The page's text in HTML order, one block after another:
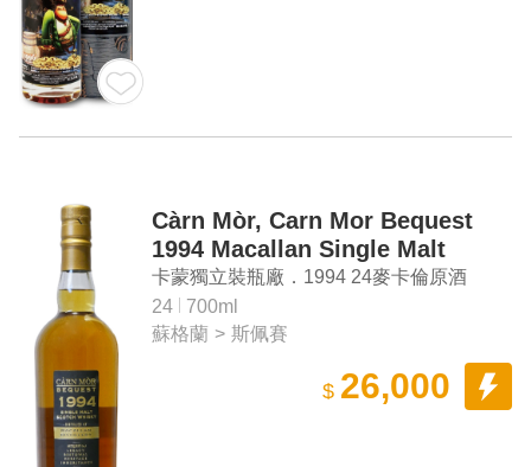
Càrn Mòr, Carn Mor Bequest
1994 Macallan Single Malt
Scotch Whisky
卡蒙獨立裝瓶廠．1994 24麥卡倫原酒
24
700ml
蘇格蘭 > 斯佩賽
$ 26,000